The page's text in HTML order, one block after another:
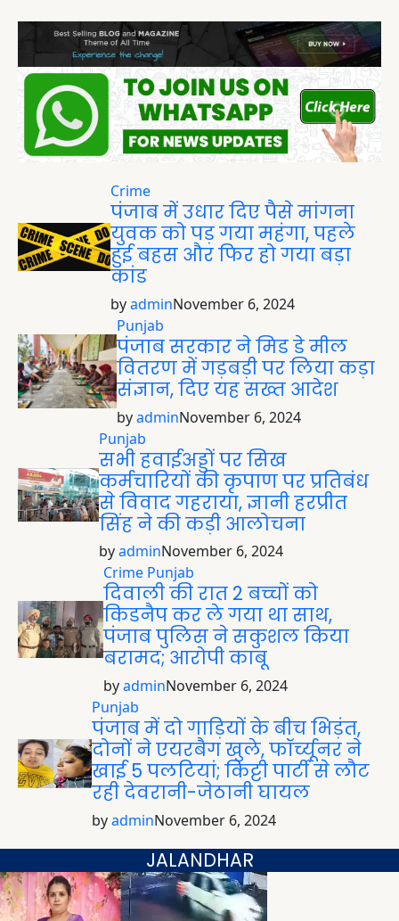
Crime
पंजाब में उधार दिए पैसे मांगना
युवक को पड़ गया महंगा, पहले
हुई बहस और फिर हो गया बड़ा
कांड
byadminNovember 6, 2024
Punjab
पंजाब सरकार ने मिड डे मील
वितरण में गड़बड़ी पर लिया कड़ा
संज्ञान, दिए यह सख्त आदेश
by adminNovember 6, 2024
Punjab
सभी हवाईअड्डों पर सिख
कर्मचारियों की कृपाण पर प्रतिबंध
से विवाद गहराया, ज्ञानी हरप्रीत
सिंह ने की कड़ी आलोचना
byadminNovember 6, 2024
Crime Punjab
दिवाली की रात 2 बच्चों को
किडनैप कर ले गया था साथ,
पंजाब पुलिस ने सकुशल किया
बरामद; आरोपी काबू
byadminNovember 6, 2024
Punjab
पंजाब में दो गाड़ियों के बीच भिड़ंत,
दोनों ने एयरबैग खुले, फॉर्च्यूनर ने
खाई 5 पलटियां; किट्टी पार्टी से लौट
रही देवरानी-जेठानी घायल
byadminNovember 6, 2024
JALANDHAR